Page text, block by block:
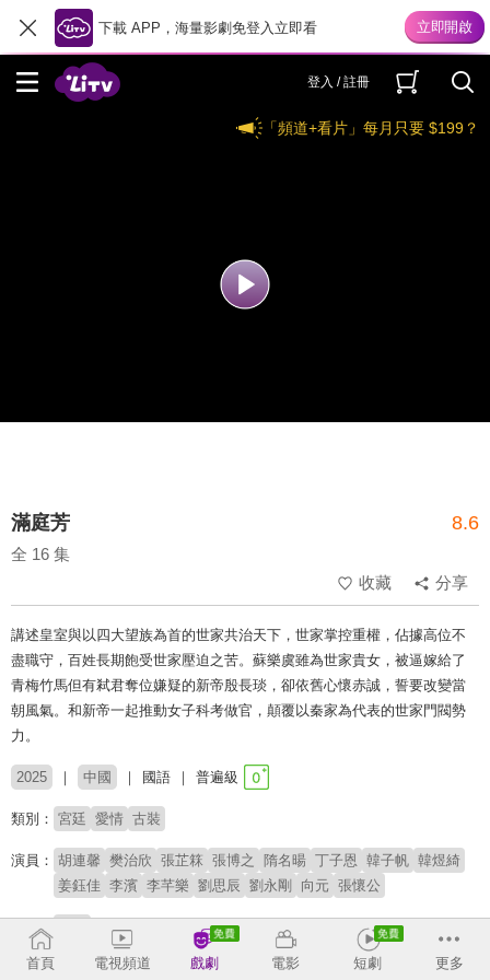
下載 APP，海量影劇免登入立即看
登入 / 註冊
「頻道+看片」每月只要 $199？
滿庭芳 8.6
全 16 集
收藏
分享
講述皇室與以四大望族為首的世家共治天下，世家掌控重權，佔據高位不
盡職守，百姓長期飽受世家壓迫之苦。蘇樂虞雖為世家貴女，被逼嫁給了
青梅竹馬但有弒君奪位嫌疑的新帝殷長琰，卻依舊心懷赤誠，誓要改變當
朝風氣。和新帝一起推動女子科考做官，顛覆以秦家為代表的世家門閥勢
力。
2025 中國 國語 普遍級
類別： 宮廷 愛情 古裝
演員： 胡連馨 樊治欣 張芷箖 張博之 隋名暘 丁子恩 韓子帆 韓煜綺
姜鈺佳 李濱 李芊樂 劉思辰 劉永剛 向元 張懷公
導演：
# 宮鬥# 大女主
首頁 電視頻道 戲劇 電影 短劇 更多